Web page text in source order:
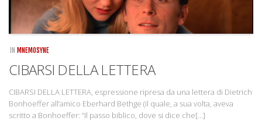
IN MNEMOSYNE
CIBARSI DELLA LETTERA
CIBARSI DELLA LETTERA, espressione ripresa da una lettera di Dietrich
Bonhoeffer all’amico Eberhard Bethge (il quale, a sua volta, aveva
scritto a Bonhoeffer: “Il passo biblico, dove si dice che[…]